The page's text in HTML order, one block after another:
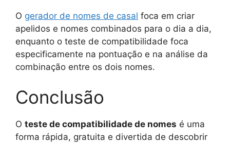
O gerador de nomes de casal foca em criar
apelidos e nomes combinados para o dia a dia,
enquanto o teste de compatibilidade foca
especificamente na pontuação e na análise da
combinação entre os dois nomes.
Conclusão
O teste de compatibilidade de nomes é uma
forma rápida, gratuita e divertida de descobrir